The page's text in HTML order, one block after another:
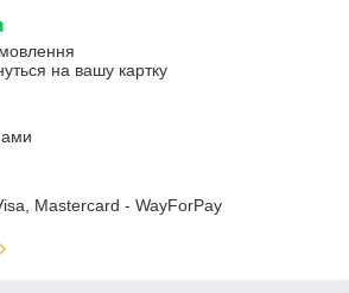
на вашу картку
Mastercard - WayForPay